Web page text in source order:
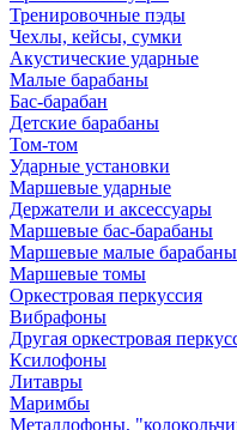
Тренировочные пэды
Чехлы, кейсы, сумки
Акустические ударные
Mалые барабаны
Бас-барабан
Детские барабаны
Том-том
Ударные установки
Маршевые ударные
Держатели и аксессуары
Маршевые бас-барабаны
Маршевые малые барабаны
Маршевые томы
Оркестровая перкуссия
Вибрафоны
Другая оркестровая
Ксилофоны
Литавры
Маримбы
Металлофоны,